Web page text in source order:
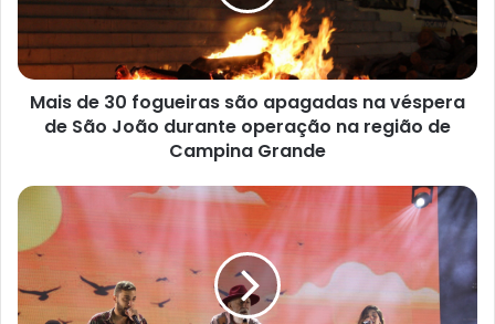
e
3
0
f
i
s
ã
Mais de 30 fogueiras são apagadas na véspera
de São João durante operação na região de
Campina Grande
B
u
d